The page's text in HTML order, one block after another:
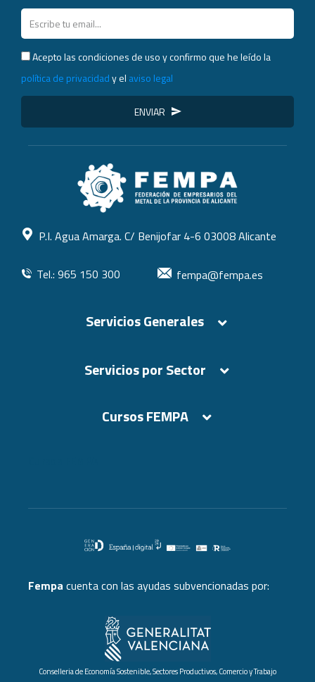
Acepto las condiciones de uso y confirmo que he leído la
política de privacidady el aviso legal
ENVIAR
P.I. Agua Amarga. C/ Benijofar 4-6 03008 Alicante
Tel.: 965 150 300 fempa@fempa.es
Servicios Generales
Servicios por Sector
Cursos FEMPA
Fempa cuenta con las ayudas subvencionadas por:
Conselleria de Economía Sostenible, Sectores Productivos, Comercio y Trabajo